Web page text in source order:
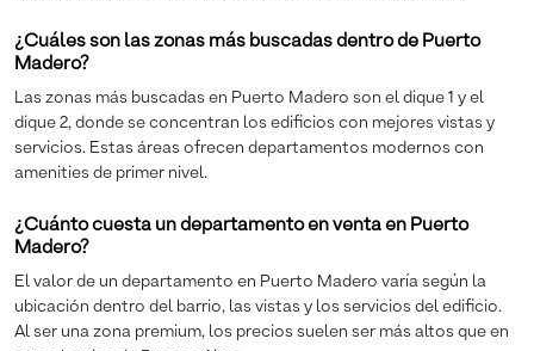
¿Cuáles son las zonas más buscadas dentro de Puerto
Madero?
Las zonas más buscadas en Puerto Madero son el dique 1 y el
dique 2, donde se concentran los edificios con mejores vistas y
servicios. Estas áreas ofrecen departamentos modernos con
amenities de primer nivel.
¿Cuánto cuesta un departamento en venta en Puerto
Madero?
El valor de un departamento en Puerto Madero varía según la
ubicación dentro del barrio, las vistas y los servicios del edificio.
Al ser una zona premium, los precios suelen ser más altos que en